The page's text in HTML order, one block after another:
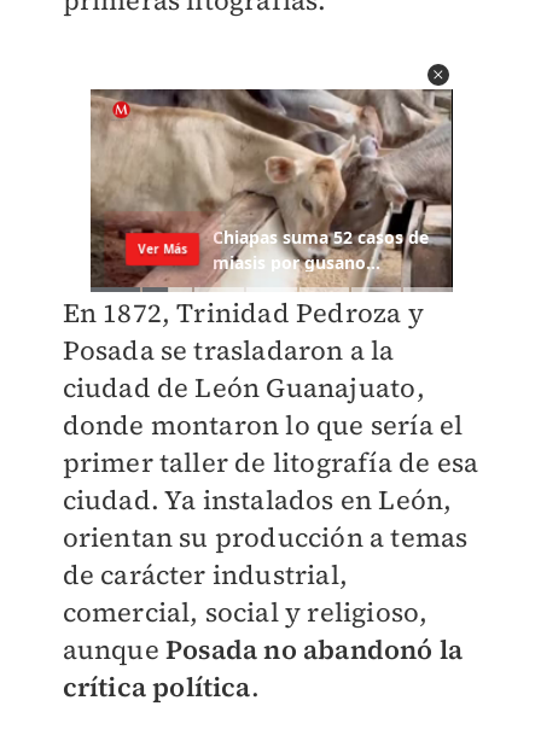
En 1872, Trinidad Pedroza y
Posada se trasladaron a la
ciudad de León Guanajuato,
donde montaron lo que sería el
primer taller de litografía de esa
ciudad. Ya instalados en León,
orientan su producción a temas
de carácter industrial,
comercial, social y religioso,
aunque Posada no abandonó la
crítica política.